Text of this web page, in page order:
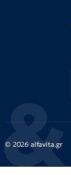
© 2026 alfavita.gr